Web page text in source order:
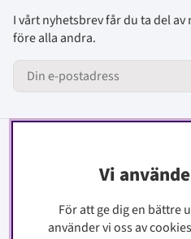
I vårt nyhetsbrev får du ta del
före alla andra.
Vi
För att ge dig en bättre
använder vi oss av